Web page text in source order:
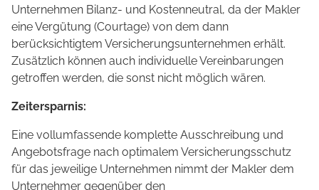
Unternehmen Bilanz- und Kostenneutral, da der Makler
eine Vergütung (Courtage) von dem dann
berücksichtigtem Versicherungsunternehmen erhält.
Zusätzlich können auch individuelle Vereinbarungen
getroffen werden, die sonst nicht möglich wären.
Zeitersparnis:
Eine vollumfassende komplette Ausschreibung und
Angebotsfrage nach optimalem Versicherungsschutz
für das jeweilige Unternehmen nimmt der Makler dem
Unternehmer gegenüber den